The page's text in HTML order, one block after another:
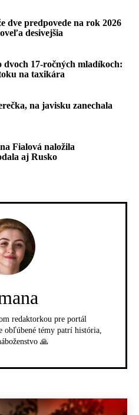
dve predpovede na rok 2026
desivejšia
17-ročných mladíkoch:
na taxikára
na javisku zanechala
Fialová naložila
aj Rusko
redaktorkou pre portál
obľúbené témy patrí história,
🙏